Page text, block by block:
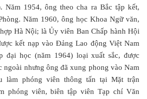
Năm 1954, ông theo cha ra Bắc tập kết,
Năm 1960, ông học Khoa Ngữ văn,
Hà Nội; là Ủy viên Ban Chấp hành Hội
kết nạp vào Đảng Lao động Việt Nam
đại học (năm 1964) loại xuất sắc, được
ngoài nhưng ông đã xung phong vào Nam
làm phóng viên thông tấn tại Mặt trận
phóng viên, biên tập viên Tạp chí Văn